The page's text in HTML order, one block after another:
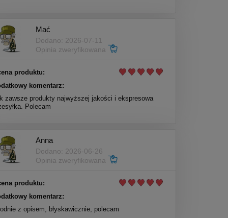
Mać
Dodano: 2026-07-11
Opinia zweryfikowana
produktu:
komentarz:
zawsze produkty najwyższej jakości i ekspresowa
Polecam
Anna
Dodano: 2026-06-26
Opinia zweryfikowana
produktu:
komentarz:
z opisem, błyskawicznie, polecam